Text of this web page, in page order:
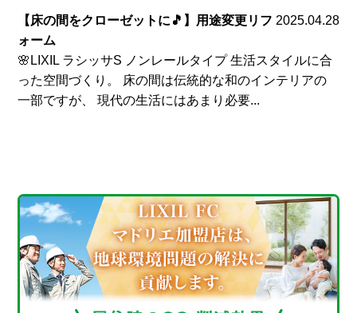
【床の間をクローゼットに🎵】用途変更リフ
ォーム
2025.04.28
🌸LIXIL ラシッサS ノンレールタイプ 生活スタイルに合
った空間づくり。 床の間は伝統的な和のインテリアの
一部ですが、 現代の生活にはあまり必要...